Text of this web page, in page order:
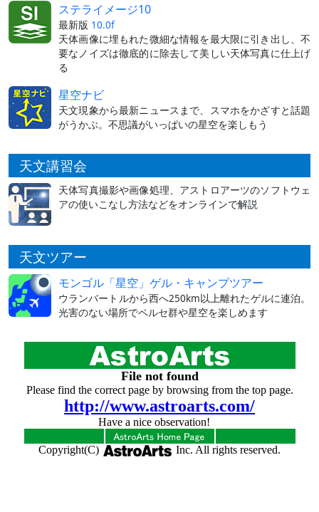
ステライメージ10
最新版 10.0f
天体画像に埋もれた微細な情報を最大限に引き出し、不
要なノイズは徹底的に除去して美しい天体写真に仕上げ
る
星空ナビ
天文現象から最新ニュースまで、スマホをかざすと話題
がうかぶ。不思議がいっぱいの星空を楽しもう
天文講習会
天体写真撮影や画像処理、アストロアーツのソフトウェ
アの使いこなし方法などをオンラインで解説
天文ツアー
モンゴル「星空」ゲル・キャンプツアー
ウランバートルから西へ250km以上離れたゲルに連泊。
光害のない場所でペルセ群や星空を楽しめます